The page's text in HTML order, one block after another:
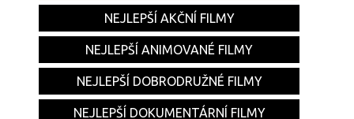
NEJLEPŠÍ AKČNÍ FILMY
NEJLEPŠÍ ANIMOVANÉ FILMY
NEJLEPŠÍ DOBRODRUŽNÉ FILMY
NEJLEPŠÍ DOKUMENTÁRNÍ FILMY